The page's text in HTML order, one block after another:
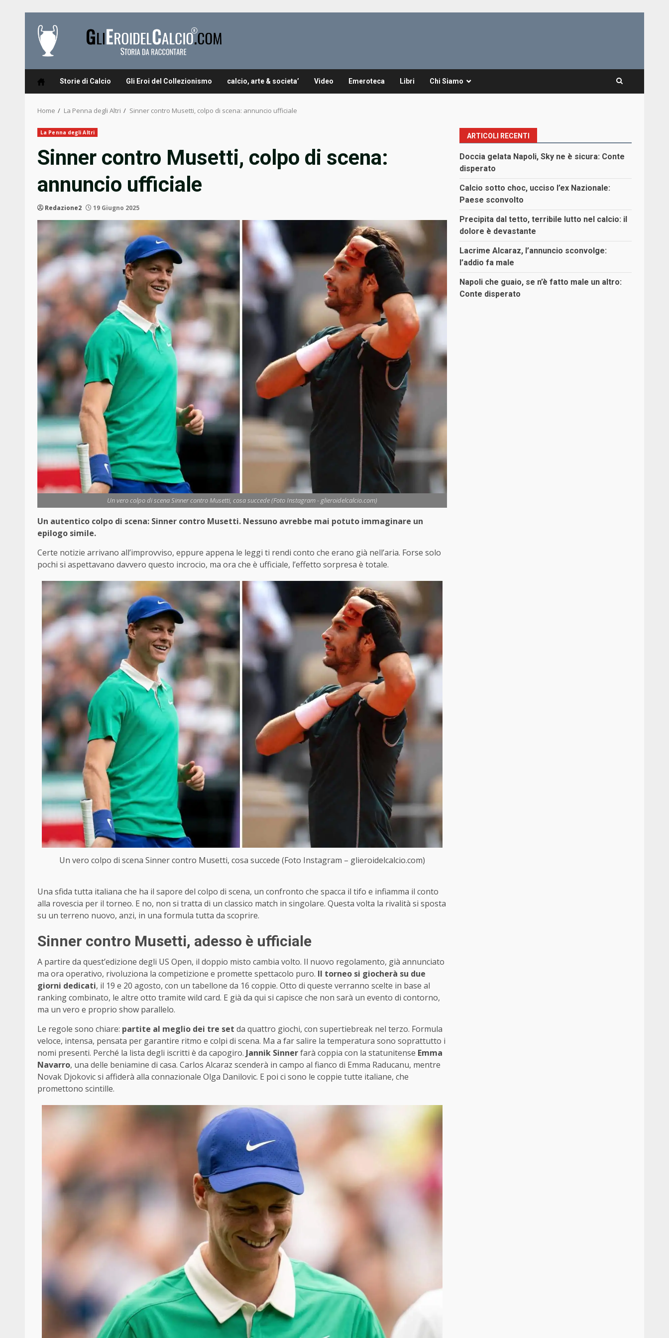
content
Storie di Calcio Gli Eroi del Collezionismo calcio, arte & societa’ Video Emeroteca Libri Chi Siamo
Home La Penna degli Altri Sinner contro Musetti, colpo di scena: annuncio ufficiale
La Penna degli Altri
Sinner contro Musetti, colpo di scena:
annuncio ufficiale
Redazione2 19 Giugno 2025
Un vero colpo di scena Sinner contro Musetti, cosa succede (Foto Instagram - glieroidelcalcio.com)
Un autentico colpo di scena: Sinner contro Musetti. Nessuno avrebbe mai potuto immaginare un
epilogo simile.
Certe notizie arrivano all’improvviso, eppure appena le leggi ti rendi conto che erano già nell’aria. Forse solo
pochi si aspettavano davvero questo incrocio, ma ora che è ufficiale, l’effetto sorpresa è totale.
Un vero colpo di scena Sinner contro Musetti, cosa succede (Foto Instagram – glieroidelcalcio.com)
Una sfida tutta italiana che ha il sapore del colpo di scena, un confronto che spacca il tifo e infiamma il conto
alla rovescia per il torneo. E no, non si tratta di un classico match in singolare. Questa volta la rivalità si sposta
su un terreno nuovo, anzi, in una formula tutta da scoprire.
Sinner contro Musetti, adesso è ufficiale
A partire da quest’edizione degli US Open, il doppio misto cambia volto. Il nuovo regolamento, già annunciato
ma ora operativo, rivoluziona la competizione e promette spettacolo puro. Il torneo si giocherà su due
giorni dedicati, il 19 e 20 agosto, con un tabellone da 16 coppie. Otto di queste verranno scelte in base al
ranking combinato, le altre otto tramite wild card. E già da qui si capisce che non sarà un evento di contorno,
ma un vero e proprio show parallelo.
Le regole sono chiare: partite al meglio dei tre set da quattro giochi, con supertiebreak nel terzo. Formula
veloce, intensa, pensata per garantire ritmo e colpi di scena. Ma a far salire la temperatura sono soprattutto i
nomi presenti. Perché la lista degli iscritti è da capogiro. Jannik Sinnerfarà coppia con la statunitense Emma
Navarro, una delle beniamine di casa. Carlos Alcaraz scenderà in campo al fianco di Emma Raducanu, mentre
Novak Djokovic si affiderà alla connazionale Olga Danilovic. E poi ci sono le coppie tutte italiane, che
promettono scintille.
ARTICOLI RECENTI
Doccia gelata Napoli, Sky ne è sicura: Conte
disperato
Calcio sotto choc, ucciso l’ex Nazionale:
Paese sconvolto
Precipita dal tetto, terribile lutto nel calcio: il
dolore è devastante
Lacrime Alcaraz, l’annuncio sconvolge:
l’addio fa male
Napoli che guaio, se n’è fatto male un altro:
Conte disperato